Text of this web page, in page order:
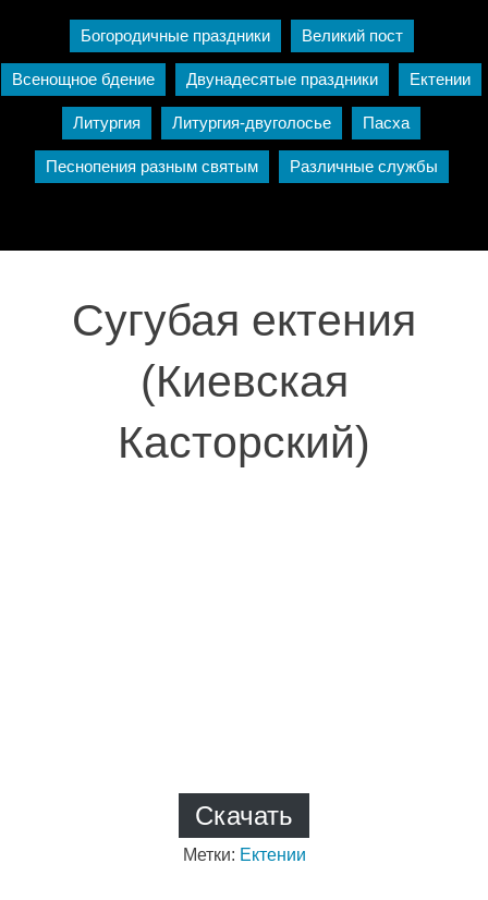
Богородичные праздники Великий пост
Всенощное бдение Двунадесятые праздники Ектении
Литургия Литургия-двуголосье Пасха
Песнопения разным святым Различные службы
Сугубая ектения
(Киевская
Касторский)
Скачать
Метки: Ектении